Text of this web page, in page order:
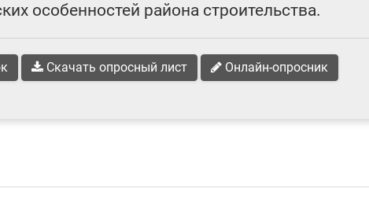
особенностей района строительства.
Скачать опросный лист Онлайн-опросник